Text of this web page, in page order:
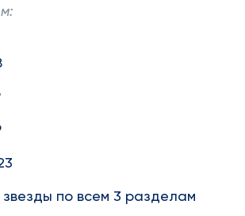
звезды по всем 3 разделам